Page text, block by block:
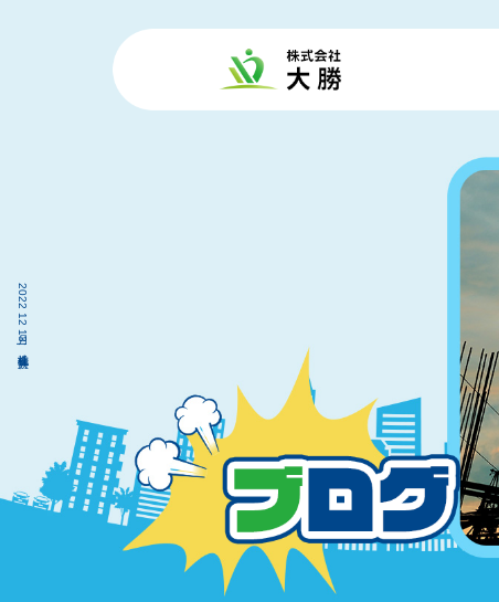
2022 12月 13|株式会社 大勝